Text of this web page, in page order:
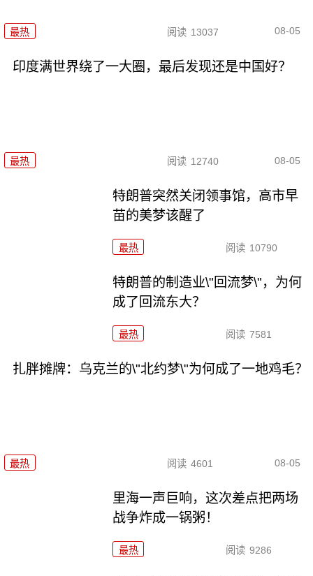
最热 阅读 13037 08-05
印度满世界绕了一大圈，最后发现还是中国好？
最热 阅读 12740 08-05
特朗普突然关闭领事馆，高市早
苗的美梦该醒了
最热 阅读 10790
特朗普的制造业\"回流梦\"，为何
成了回流东大？
最热 阅读 7581
扎胖摊牌：乌克兰的\"北约梦\"为何成了一地鸡毛？
最热 阅读 4601 08-05
里海一声巨响，这次差点把两场
战争炸成一锅粥！
最热 阅读 9286